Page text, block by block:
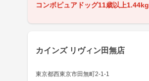
コンボピュアドッグ11歳以上1.44kg
カインズ リヴィン田無店
東京都西東京市田無町2-1-1